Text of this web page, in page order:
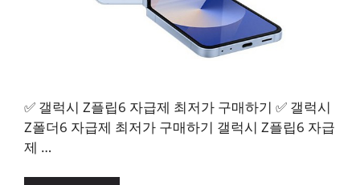
✅ 갤럭시 Z플립6 자급제 최저가 구매하기 ✅ 갤럭시
Z폴더6 자급제 최저가 구매하기 갤럭시 Z플립6 자급
제 …